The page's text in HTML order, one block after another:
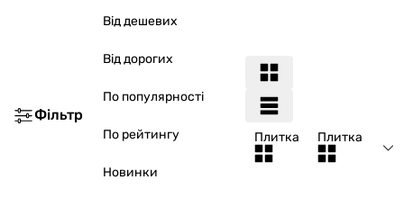
Фільтр
Від дешевих
Від дорогих
По популярності
По рейтингу
Новинки
Плитка Плитка